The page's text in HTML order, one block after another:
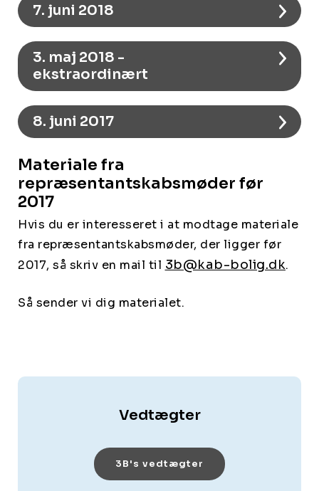
7. juni 2018
3. maj 2018 -
ekstraordinært
8. juni 2017
Materiale fra
repræsentantskabsmøder før
2017
Hvis du er interesseret i at modtage materiale
fra repræsentantskabsmøder, der ligger før
2017, så skriv en mail til 3b@kab-bolig.dk.
Så sender vi dig materialet.
Vedtægter
3B's vedtægter